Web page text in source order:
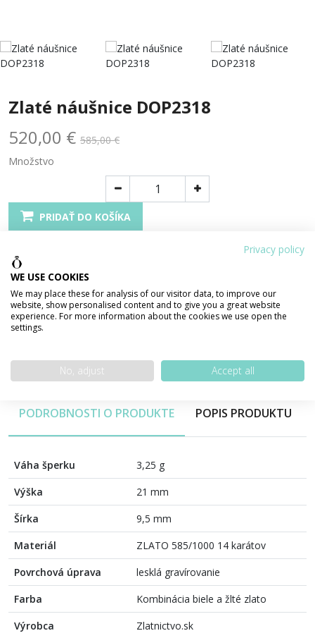
Zlaté náušnice DOP2318
520,00 € 585,00 €
Množstvo
PRIDAŤ DO KOŠÍKA
Dostupnosť:
Tento šperk si môžete pozrieť aj v našej predajni
Zdielať
100% bezpečná platba
PODROBNOSTI O PRODUKTE POPIS PRODUKTU
Váha šperku
3,25 g
Výška
21 mm
Šírka
9,5 mm
Materiál
ZLATO 585/1000 14 karátov
Povrchová úprava
lesklá gravírovanie
Farba
Kombinácia biele a žlté zlato
Výrobca
Zlatnictvo.sk
Privacy policy
WE USE COOKIES
We may place these for analysis of our visitor data, to improve our
website, show personalised content and to give you a great website
experience. For more information about the cookies we use open the
settings.
No, adjust Accept all